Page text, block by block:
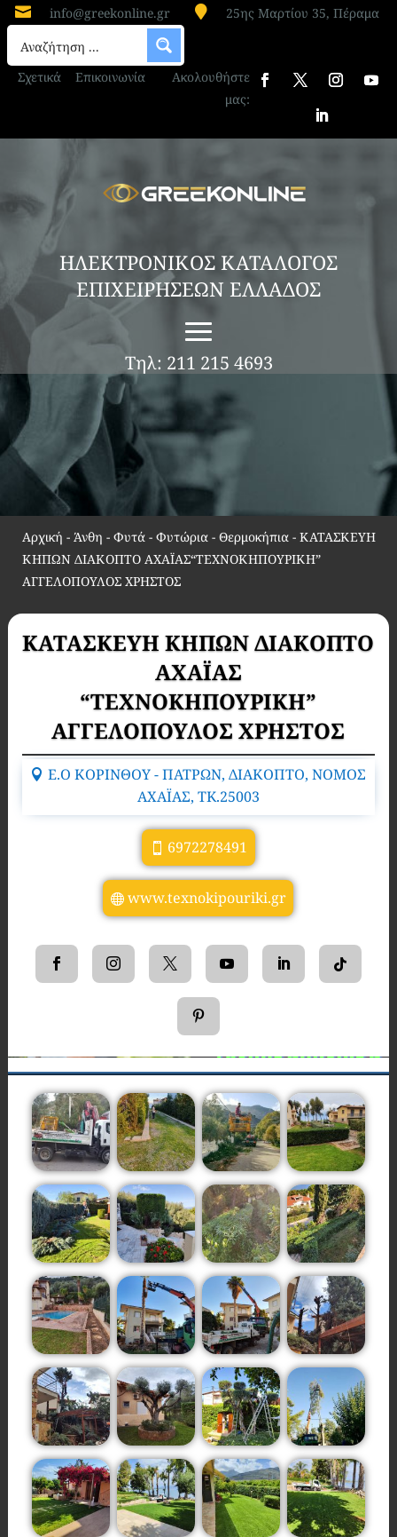
 info@greekonline.gr  25ης Μαρτίου 35, Πέραμα
Σχετικά Επικοινωνία
Ακολουθήστε
μας:
ΗΛΕΚΤΡΟΝΙΚΟΣ ΚΑΤΑΛΟΓΟΣ
ΕΠΙΧΕΙΡΗΣΕΩΝ ΕΛΛΑΔΟΣ
Τηλ: 211 215 4693
Αρχική - Άνθη - Φυτά - Φυτώρια - Θερμοκήπια- ΚΑΤΑΣΚΕΥΗ
ΚΗΠΩΝ ΔΙΑΚΟΠΤΟ ΑΧΑΪΑΣ“ΤΕΧΝΟΚΗΠΟΥΡΙΚΗ”
ΑΓΓΕΛΟΠΟΥΛΟΣ ΧΡΗΣΤΟΣ
ΚΑΤΑΣΚΕΥΗ ΚΗΠΩΝ ΔΙΑΚΟΠΤΟ
ΑΧΑΪΑΣ
“ΤΕΧΝΟΚΗΠΟΥΡΙΚΗ”
ΑΓΓΕΛΟΠΟΥΛΟΣ ΧΡΗΣΤΟΣ
Ε.Ο ΚΟΡΙΝΘΟΥ - ΠΑΤΡΩΝ, ΔΙΑΚΟΠΤΟ, ΝΟΜΟΣ
ΑΧΑΪΑΣ, TK.25003
6972278491
www.texnokipouriki.gr